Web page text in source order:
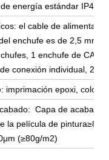
energía estándar IP44
el cable de
enchufe es de 2,5
1 enchufe de CA
conexión individual, 2
imprimación epoxi, color
Capa de acabado
la película de
(≥80g/m2)